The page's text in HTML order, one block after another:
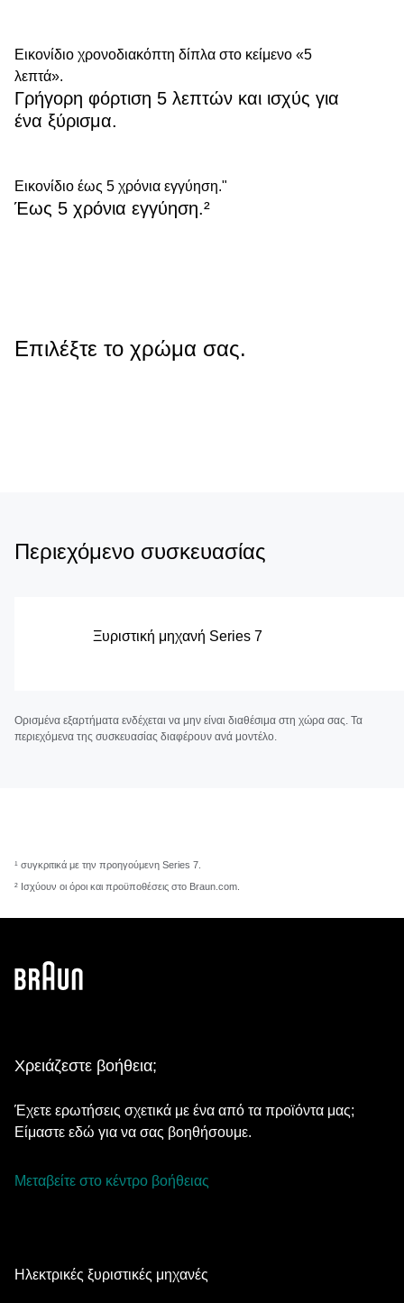
Εικονίδιο χρονοδιακόπτη δίπλα στο κείμενο «5
λεπτά».
Γρήγορη φόρτιση 5 λεπτών και ισχύς για
ένα ξύρισμα.
Εικονίδιο έως 5 χρόνια εγγύηση."
Έως 5 χρόνια εγγύηση.²
Επιλέξτε το χρώμα σας.
Περιεχόμενο συσκευασίας
Ξυριστική μηχανή Series 7
Ορισμένα εξαρτήματα ενδέχεται να μην είναι διαθέσιμα στη χώρα σας. Τα
περιεχόμενα της συσκευασίας διαφέρουν ανά μοντέλο.
¹ συγκριτικά με την προηγούμενη Series 7.
² Ισχύουν οι όροι και προϋποθέσεις στο Braun.com.
Χρειάζεστε βοήθεια;
Έχετε ερωτήσεις σχετικά με ένα από τα προϊόντα μας;
Είμαστε εδώ για να σας βοηθήσουμε.
Μεταβείτε στο κέντρο βοήθειας
Ηλεκτρικές ξυριστικές μηχανές